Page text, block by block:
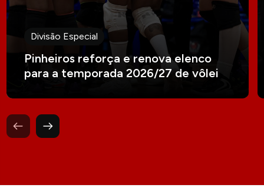
Divisão Especial
Pinheiros reforça e renova elenco
para a temporada 2026/27 de vôlei